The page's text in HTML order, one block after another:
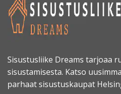
Sisustusliike Dreams tarjoaa
sisustamisesta. Katso
parhaat sisustuskaupat